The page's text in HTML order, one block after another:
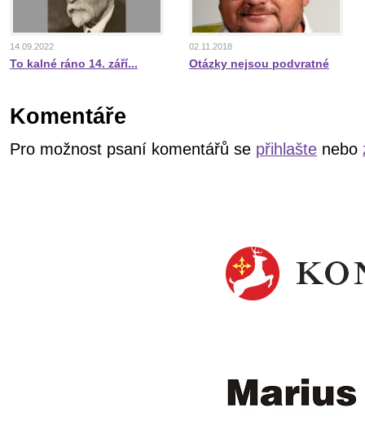
14.09.2022
To kalné ráno 14. září...
02.11.2018
Otázky nejsou podvratné
Komentáře
Pro možnost psaní komentářů se přihlašte nebo